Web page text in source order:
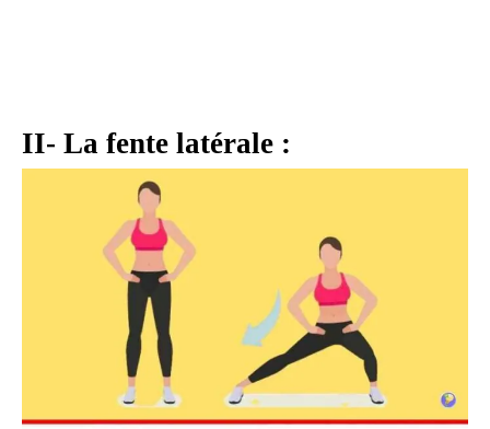
II- La fente latérale :